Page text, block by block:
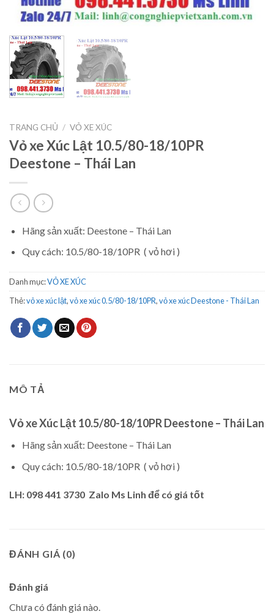
TRANG CHỦ / VỎ XE XÚC
Vỏ xe Xúc Lật 10.5/80-18/10PR
Deestone – Thái Lan
Hãng sản xuất: Deestone – Thái Lan
Quy cách: 10.5/80-18/10PR ( vỏ hơi )
Danh mục:VỎ XE XÚC
Thẻ:vỏ xe xúc lật,vỏ xe xúc 0.5/80-18/10PR,vỏ xe xúc Deestone - Thái Lan
MÔ TẢ
Vỏ xe Xúc Lật 10.5/80-18/10PR Deestone – Thái Lan
Hãng sản xuất: Deestone – Thái Lan
Quy cách: 10.5/80-18/10PR ( vỏ hơi )
LH: 098 441 3730 Zalo Ms Linh để có giá tốt
ĐÁNH GIÁ (0)
Đánh giá
Chưa có đánh giá nào.